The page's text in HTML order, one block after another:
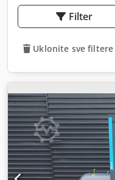
Filter
Uklonite sve filtere